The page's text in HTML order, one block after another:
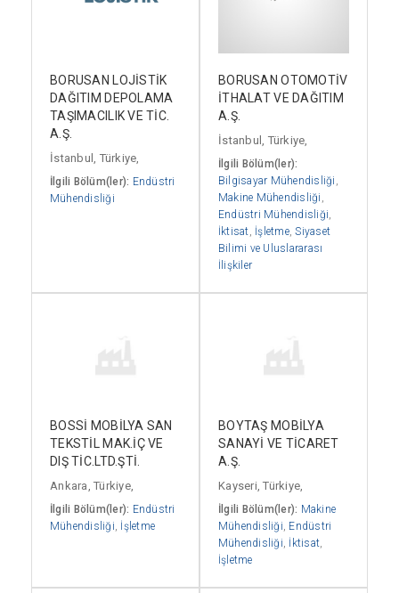
BORUSAN LOJİSTİK
DAĞITIM DEPOLAMA
TAŞIMACILIK VE TİC.
A.Ş.
İstanbul, Türkiye,
İlgili Bölüm(ler): Endüstri
Mühendisliği
BORUSAN OTOMOTİV
İTHALAT VE DAĞITIM
A.Ş.
İstanbul, Türkiye,
İlgili Bölüm(ler):
Bilgisayar Mühendisliği ,
Makine Mühendisliği ,
Endüstri Mühendisliği,
İktisat, İşletme,Siyaset
Bilimi ve Uluslararası
İlişkiler
BOSSİ MOBİLYA SAN
TEKSTİL MAK.İÇ VE
DIŞ TİC.LTD.ŞTİ.
Ankara, Türkiye,
İlgili Bölüm(ler): Endüstri
Mühendisliği, İşletme
BOYTAŞ MOBİLYA
SANAYİ VE TİCARET
A.Ş.
Kayseri, Türkiye,
İlgili Bölüm(ler): Makine
Mühendisliği, Endüstri
Mühendisliği, İktisat,
İşletme